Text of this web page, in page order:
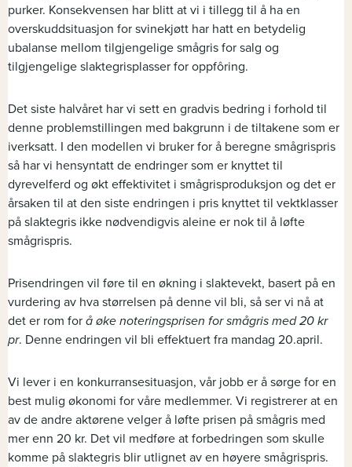
purker. Konsekvensen har blitt at vi i tillegg til å ha en
overskuddsituasjon for svinekjøtt har hatt en betydelig
ubalanse mellom tilgjengelige smågris for salg og
tilgjengelige slaktegrisplasser for oppfôring.
Det siste halvåret har vi sett en gradvis bedring i forhold til
denne problemstillingen med bakgrunn i de tiltakene som er
iverksatt. I den modellen vi bruker for å beregne smågrispris
så har vi hensyntatt de endringer som er knyttet til
dyrevelferd og økt effektivitet i smågrisproduksjon og det er
årsaken til at den siste endringen i pris knyttet til vektklasser
på slaktegris ikke nødvendigvis aleine er nok til å løfte
smågrispris.
Prisendringen vil føre til en økning i slaktevekt, basert på en
vurdering av hva størrelsen på denne vil bli, så ser vi nå at
det er rom for å øke noteringsprisen for smågris med 20 kr
pr. Denne endringen vil bli effektuert fra mandag 20.april.
Vi lever i en konkurransesituasjon, vår jobb er å sørge for en
best mulig økonomi for våre medlemmer. Vi registrerer at en
av de andre aktørene velger å løfte prisen på smågris med
mer enn 20 kr. Det vil medføre at forbedringen som skulle
komme på slaktegris blir utlignet av en høyere smågrispris.